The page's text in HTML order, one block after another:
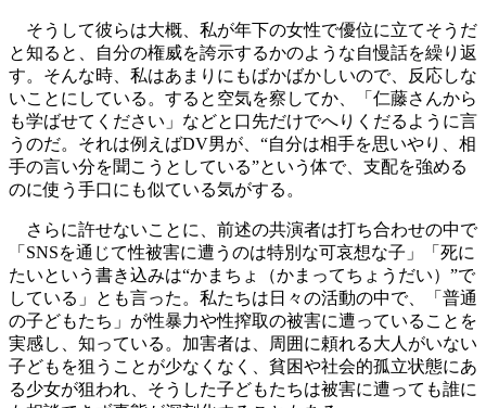
そうして彼らは大概、私が年下の女性で優位に立てそうだ
と知ると、自分の権威を誇示するかのような自慢話を繰り返
す。そんな時、私はあまりにもばかばかしいので、反応しな
いことにしている。すると空気を察してか、「仁藤さんから
も学ばせてください」などと口先だけでへりくだるように言
うのだ。それは例えばDV男が、“自分は相手を思いやり、相
手の言い分を聞こうとしている”という体で、支配を強める
のに使う手口にも似ている気がする。
さらに許せないことに、前述の共演者は打ち合わせの中で
「SNSを通じて性被害に遭うのは特別な可哀想な子」「死に
たいという書き込みは“かまちょ（かまってちょうだい）”で
している」とも言った。私たちは日々の活動の中で、「普通
の子どもたち」が性暴力や性搾取の被害に遭っていることを
実感し、知っている。加害者は、周囲に頼れる大人がいない
子どもを狙うことが少なくなく、貧困や社会的孤立状態にあ
る少女が狙われ、そうした子どもたちは被害に遭っても誰に